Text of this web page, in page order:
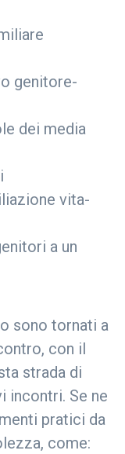
genitore-
dei media
vita-
a un
sono tornati a
con il
strada di
incontri. Se ne
pratici da
come: